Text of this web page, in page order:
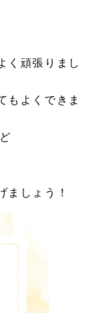
く頑張りまし
もよくできま
ましょう！